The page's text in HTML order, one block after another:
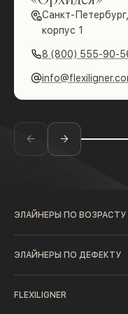
Санкт-
корпус 1
8 (800) 555-90-
ЭЛАЙНЕРЫ ПО ВОЗРАСТУ
ЭЛАЙНЕРЫ ПО ДЕФЕКТУ
FLEXILIGNER